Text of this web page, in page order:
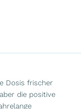
Dosis frischer
die positive